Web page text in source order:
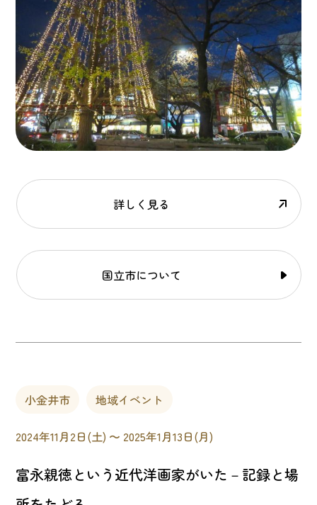
詳しく見る
国立市について
小金井市 地域イベント
2024年11月2日(土) 〜 2025年1月13日(月)
富永親徳という近代洋画家がいた－記録と場